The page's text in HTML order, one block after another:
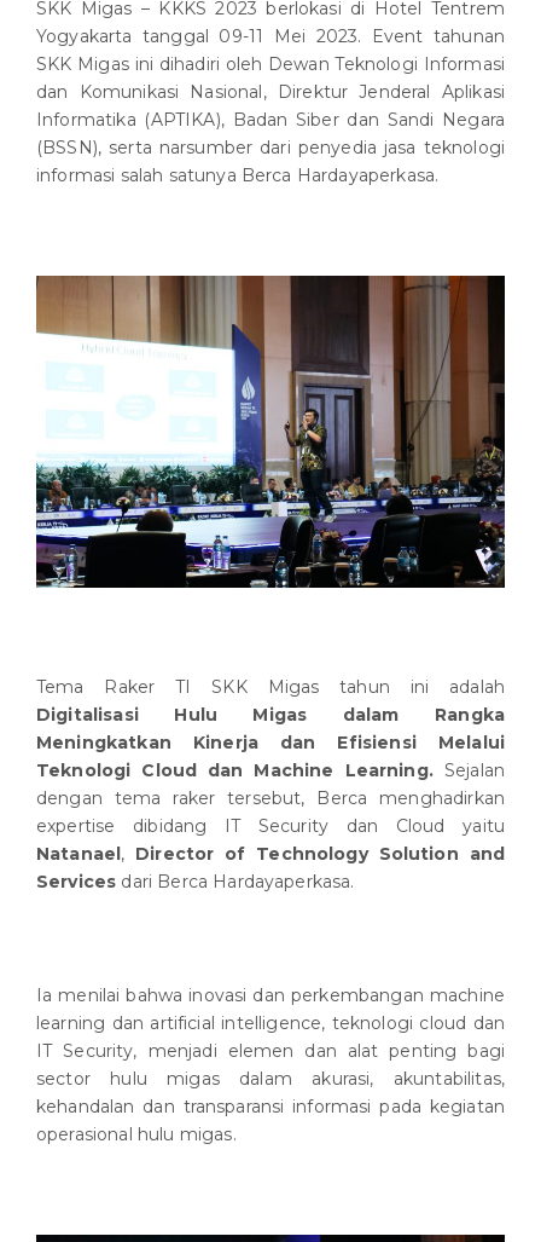
SKK Migas – KKKS 2023 berlokasi di Hotel Tentrem
Yogyakarta tanggal 09-11 Mei 2023. Event tahunan
SKK Migas ini dihadiri oleh Dewan Teknologi Informasi
dan Komunikasi Nasional, Direktur Jenderal Aplikasi
Informatika (APTIKA), Badan Siber dan Sandi Negara
(BSSN), serta narsumber dari penyedia jasa teknologi
informasi salah satunya Berca Hardayaperkasa.
Tema Raker TI SKK Migas tahun ini adalah
Digitalisasi Hulu Migas dalam Rangka
Meningkatkan Kinerja dan Efisiensi Melalui
Teknologi Cloud dan Machine Learning. Sejalan
dengan tema raker tersebut, Berca menghadirkan
expertise dibidang IT Security dan Cloud yaitu
Natanael , Director of Technology Solution and
Services dari Berca Hardayaperkasa.
Ia menilai bahwa inovasi dan perkembangan machine
learning dan artificial intelligence, teknologi cloud dan
IT Security, menjadi elemen dan alat penting bagi
sector hulu migas dalam akurasi, akuntabilitas,
kehandalan dan transparansi informasi pada kegiatan
operasional hulu migas.